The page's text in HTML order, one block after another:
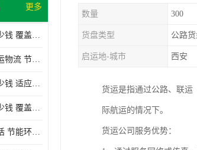
更多
西安到甘孜货运多少钱 覆盖面广 降低运输成本
西安到长沙轿车托运物流 节约时间 为客户节省大量时间和能源
西安到宜昌货运多少钱 适应能力强 降低运输成本
西安到晋中货运多少钱 覆盖面广 一站式运输
西安到普洱货运电话 节能环保 灵活性高 持续性长
数量 300
货盘类型 公路
启运地-城市 西安
货运是指通过公路、联运
际航运的情况下。
货运公司服务优势：